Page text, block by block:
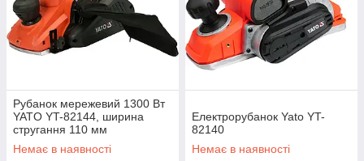
Рубанок мережевий 1300 Вт
YATO YT-82144, ширина
стругання 110 мм
Немає в наявності
Електрорубанок Yato YT-
82140
Немає в наявності